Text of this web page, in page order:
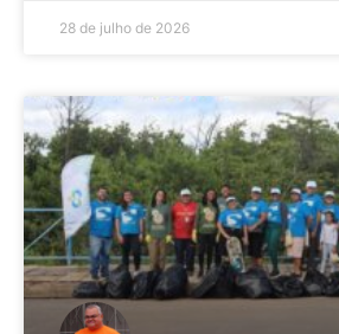
28 de julho de 2026